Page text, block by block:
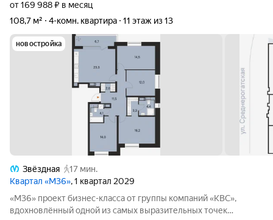
от 169 988 ₽ в месяц
108,7 м²
4-комн. квартира 11 этаж из 13
новостройка
Звёздная
17 мин.
Квартал «М36», 1 квартал 2029
«М36» проект бизнес-класса от группы компаний «КВС»,
вдохновлённый одной из самых выразительных точек